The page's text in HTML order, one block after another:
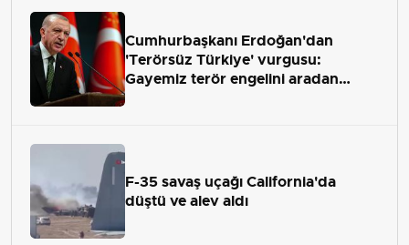
Cumhurbaşkanı Erdoğan'dan
'Terörsüz Türkiye' vurgusu:
Gayemiz terör engelini aradan
F-35 savaş uçağı California'da
düştü ve alev aldı